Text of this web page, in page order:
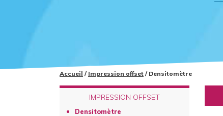
Accueil / Impression offset / Densitomètre
IMPRESSION OFFSET
Densitomètre